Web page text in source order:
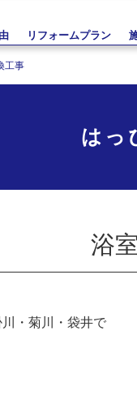
リフォームプラン
工事
はっ
浴
・菊川・袋井で